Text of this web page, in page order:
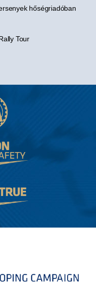
hőségriadóban
Tour